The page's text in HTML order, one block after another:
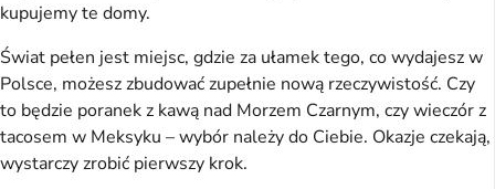
kupujemy te domy.
Świat pełen jest miejsc, gdzie za ułamek tego, co wydajesz w
Polsce, możesz zbudować zupełnie nową rzeczywistość. Czy
to będzie poranek z kawą nad Morzem Czarnym, czy wieczór z
tacosem w Meksyku – wybór należy do Ciebie. Okazje czekają,
wystarczy zrobić pierwszy krok.